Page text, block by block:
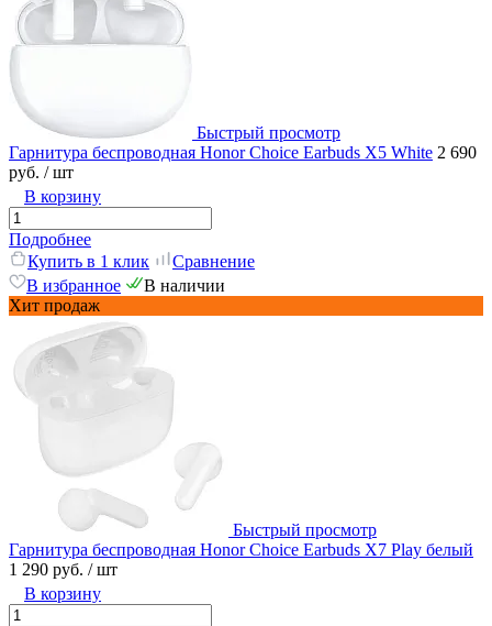
Быстрый просмотр
Гарнитура беспроводная Honor Choice Earbuds X5 White 2 690
руб. / шт
В корзину
Подробнее
Купить в 1 клик
Сравнение
В избранное
В наличии
Хит продаж
Быстрый просмотр
Гарнитура беспроводная Honor Choice Earbuds X7 Play белый
1 290 руб. / шт
В корзину